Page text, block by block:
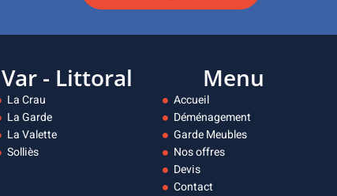
Var - Littoral
La Crau
La Garde
La Valette
Solliès
Menu
Accueil
Déménagement
Garde Meubles
Nos offres
Devis
Contact